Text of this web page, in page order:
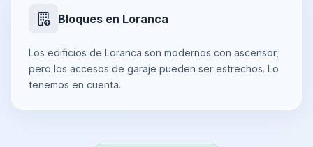
Bloques en Loranca
Los edificios de Loranca son modernos con ascensor,
pero los accesos de garaje pueden ser estrechos. Lo
tenemos en cuenta.